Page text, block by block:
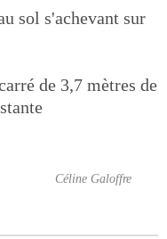
sol s'achevant sur
de 3,7 mètres de
Céline Galoffre